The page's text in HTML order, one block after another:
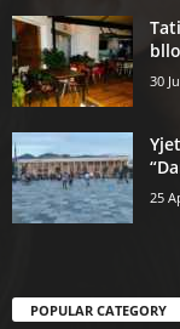
30
25
POPULAR CATEGORY